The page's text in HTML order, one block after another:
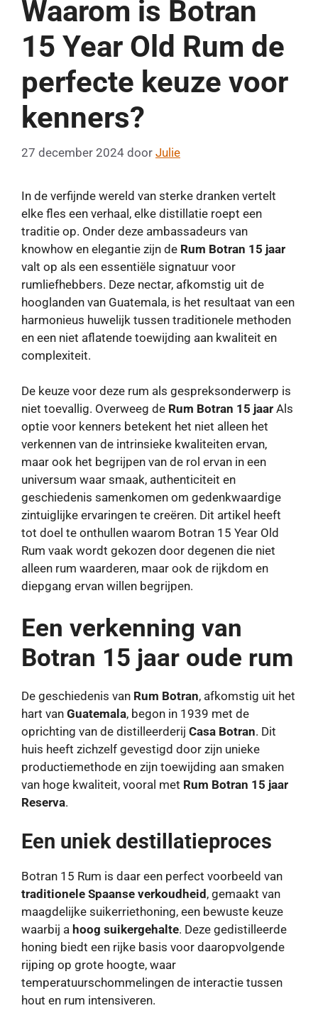
Waarom is Botran
15 Year Old Rum de
perfecte keuze voor
kenners?
27 december 2024 door Julie
In de verfijnde wereld van sterke dranken vertelt
elke fles een verhaal, elke distillatie roept een
traditie op. Onder deze ambassadeurs van
knowhow en elegantie zijn de Rum Botran 15 jaar
valt op als een essentiële signatuur voor
rumliefhebbers. Deze nectar, afkomstig uit de
hooglanden van Guatemala, is het resultaat van een
harmonieus huwelijk tussen traditionele methoden
en een niet aflatende toewijding aan kwaliteit en
complexiteit.
De keuze voor deze rum als gespreksonderwerp is
niet toevallig. Overweeg de Rum Botran 15 jaar Als
optie voor kenners betekent het niet alleen het
verkennen van de intrinsieke kwaliteiten ervan,
maar ook het begrijpen van de rol ervan in een
universum waar smaak, authenticiteit en
geschiedenis samenkomen om gedenkwaardige
zintuiglijke ervaringen te creëren. Dit artikel heeft
tot doel te onthullen waarom Botran 15 Year Old
Rum vaak wordt gekozen door degenen die niet
alleen rum waarderen, maar ook de rijkdom en
diepgang ervan willen begrijpen.
Een verkenning van
Botran 15 jaar oude rum
De geschiedenis van Rum Botran, afkomstig uit het
hart van Guatemala, begon in 1939 met de
oprichting van de distilleerderij Casa Botran. Dit
huis heeft zichzelf gevestigd door zijn unieke
productiemethode en zijn toewijding aan smaken
van hoge kwaliteit, vooral met Rum Botran 15 jaar
Reserva.
Een uniek destillatieproces
Botran 15 Rum is daar een perfect voorbeeld van
traditionele Spaanse verkoudheid , gemaakt van
maagdelijke suikerriethoning, een bewuste keuze
waarbij a hoog suikergehalte. Deze gedistilleerde
honing biedt een rijke basis voor daaropvolgende
rijping op grote hoogte, waar
temperatuurschommelingen de interactie tussen
hout en rum intensiveren.